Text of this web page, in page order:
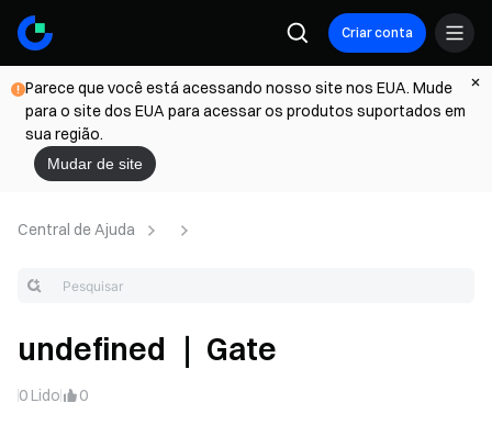
Criar conta
Parece que você está acessando nosso site nos EUA. Mude
para o site dos EUA para acessar os produtos suportados em
sua região.
Mudar de site
Central de Ajuda
undefined ｜ Gate
0 Lido 0